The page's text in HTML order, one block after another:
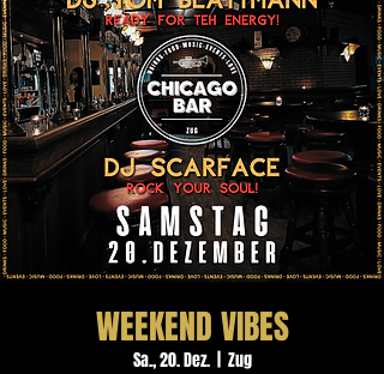
WEEKEND VIBES
Sa., 20. Dez.
  |
Zug